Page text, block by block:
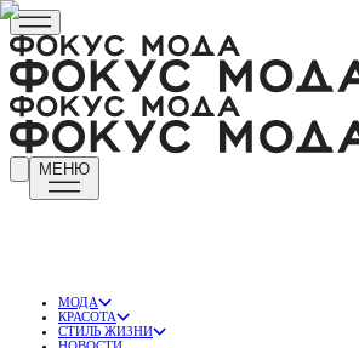
МЕНЮ
МОДА
КРАСОТА
СТИЛЬ ЖИЗНИ